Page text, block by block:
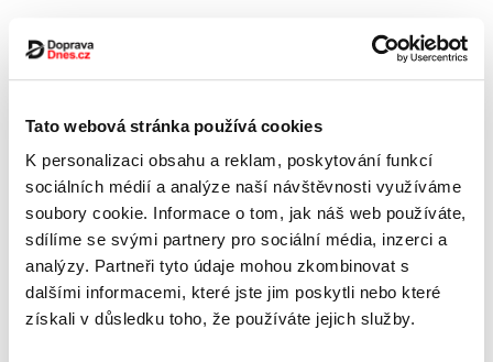
Tato webová stránka používá cookies
K personalizaci obsahu a reklam, poskytování funkcí
sociálních médií a analýze naší návštěvnosti využíváme
soubory cookie. Informace o tom, jak náš web používáte,
sdílíme se svými partnery pro sociální média, inzerci a
analýzy. Partneři tyto údaje mohou zkombinovat s
dalšími informacemi, které jste jim poskytli nebo které
získali v důsledku toho, že používáte jejich služby.